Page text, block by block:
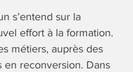
s’entend sur la
effort à la formation.
métiers, auprès des
en reconversion. Dans